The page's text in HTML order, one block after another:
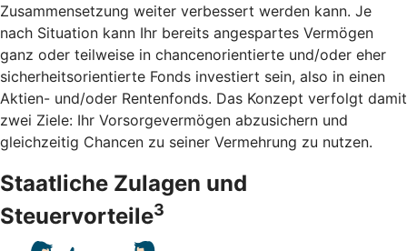
Zusammensetzung weiter verbessert werden kann. Je
nach Situation kann Ihr bereits angespartes Vermögen
ganz oder teilweise in chancenorientierte und/oder eher
sicherheitsorientierte Fonds investiert sein, also in einen
Aktien- und/oder Rentenfonds. Das Konzept verfolgt damit
zwei Ziele: Ihr Vorsorgevermögen abzusichern und
gleichzeitig Chancen zu seiner Vermehrung zu nutzen.
Staatliche Zulagen und
Steuervorteile3